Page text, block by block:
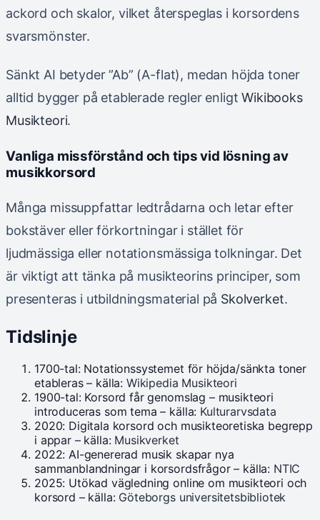
ackord och skalor, vilket återspeglas i korsordens
svarsmönster.
Sänkt AI betyder ”Ab” (A-flat), medan höjda toner
alltid bygger på etablerade regler enligtWikibooks
Musikteori.
Vanliga missförstånd och tips vid lösning av
musikkorsord
Många missuppfattar ledtrådarna och letar efter
bokstäver eller förkortningar i stället för
ljudmässiga eller notationsmässiga tolkningar. Det
är viktigt att tänka på musikteorins principer, som
presenteras i utbildningsmaterial på Skolverket.
Tidslinje
1700-tal: Notationssystemet för höjda/sänkta toner
etableras – källa: Wikipedia Musikteori
1900-tal: Korsord får genomslag – musikteori
introduceras som tema – källa: Kulturarvsdata
2020: Digitala korsord och musikteoretiska begrepp
i appar – källa: Musikverket
2022: AI-genererad musik skapar nya
sammanblandningar i korsordsfrågor – källa: NTIC
2025: Utökad vägledning online om musikteori och
korsord – källa: Göteborgs universitetsbibliotek